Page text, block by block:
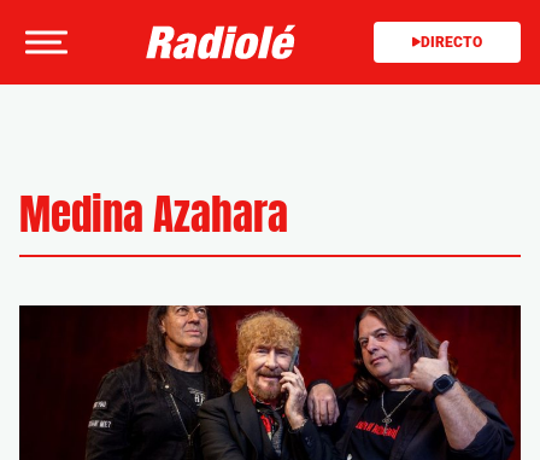
DIRECTO
Medina Azahara